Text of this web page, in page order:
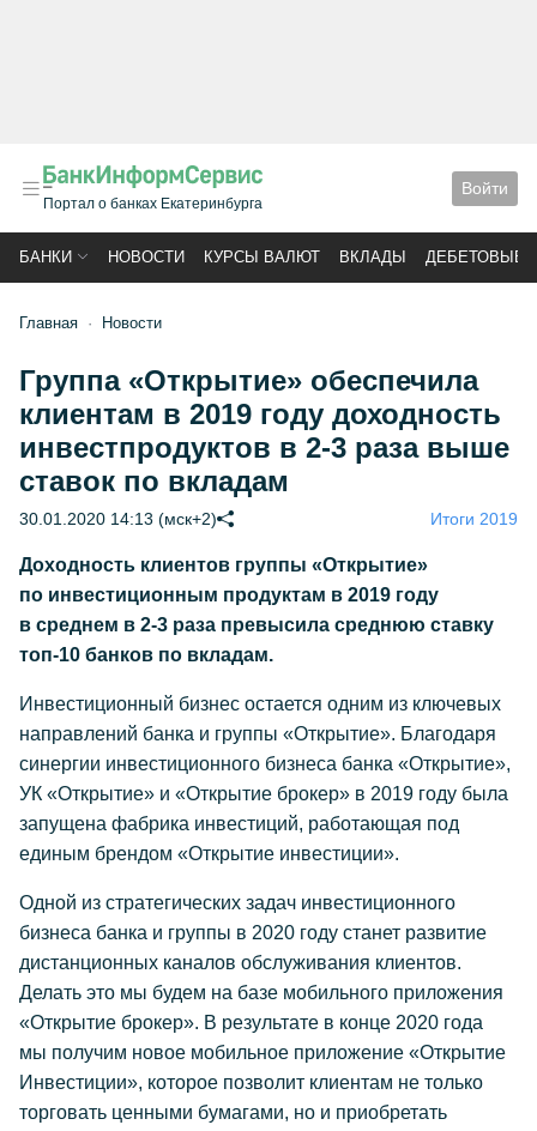
Портал о банках Екатеринбурга
Войти
БАНКИ НОВОСТИ КУРСЫ ВАЛЮТ ВКЛАДЫ ДЕБЕТОВЫЕ
Главная Новости
Группа «Открытие» обеспечила
клиентам в 2019 году доходность
инвестпродуктов в 2-3 раза выше
ставок по вкладам
30.01.2020 14:13 (мск+2) Итоги 2019
Доходность клиентов группы «Открытие»
по инвестиционным продуктам в 2019 году
в среднем в 2-3 раза превысила среднюю ставку
топ-10 банков по вкладам.
Инвестиционный бизнес остается одним из ключевых
направлений банка и группы «Открытие». Благодаря
синергии инвестиционного бизнеса банка «Открытие»,
УК «Открытие» и «Открытие брокер» в 2019 году была
запущена фабрика инвестиций, работающая под
единым брендом «Открытие инвестиции».
Одной из стратегических задач инвестиционного
бизнеса банка и группы в 2020 году станет развитие
дистанционных каналов обслуживания клиентов.
Делать это мы будем на базе мобильного приложения
«Открытие брокер». В результате в конце 2020 года
мы получим новое мобильное приложение «Открытие
Инвестиции», которое позволит клиентам не только
торговать ценными бумагами, но и приобретать